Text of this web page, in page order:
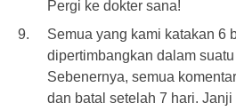
Pergi ke dokter sana!
Semua yang kami katakan 6
dipertimbangkan dalam
Sebenernya, semua
dan batal setelah 7 hari. Janji